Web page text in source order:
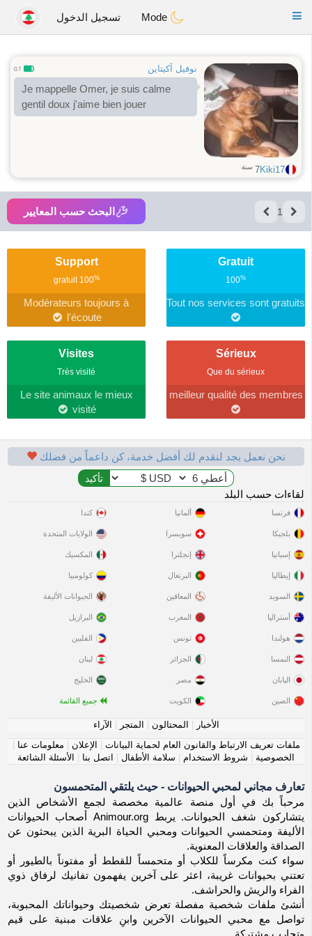
Animour
Toggle
تسجيل الدخول
نوفيل آكيتاين 0.7
Je mappelle Omer, je suis calme
gentil doux j'aime bien jouer
Kiki17
7 سنة
1 البحث حسب المعايير
Gratuit
100%
Tout nos services sont gratuits
Support
100%
gratuit
Modérateurs toujours à
l'écoute
Sérieux
Que du sérieux
meilleur qualité des membres
Visites
Très visité
Le site animaux le mieux
visité
نحن نعمل بجد لنقدم لك أفضل خدمة، كن داعماً من فضلك
لقاءات حسب البلد
فرنسا
بلجيكا
إسبانيا
إيطاليا
السويد
ألمانيا
سويسرا
إنجلترا
البرتغال
المعاقين
كندا
الولايات المتحدة
المكسيك
كولومبيا
الحيوانات الأليفة
أستراليا
هولندا
النمسا
اليابان
الصين
المغرب
تونس
الجزائر
مصر
الكويت
البرازيل
الفلبين
لبنان
الخليج
جميع القائمة
الأخبار المحتالون المتجر
الآراء
ملفات تعريف الارتباط والقانون العام لحماية البيانات
الإعلان معلومات عنا
الخصوصية
شروط الاستخدام سلامة الأطفال اتصل بنا الأسئلة الشائعة
تعارف مجاني لمحبي الحيوانات - حيث يلتقي المتحمسون
مرحباً بك في أول منصة عالمية مخصصة لجمع الأشخاص الذين
يتشاركون شغف الحيوانات. يربط Animour.org أصحاب الحيوانات
الأليفة ومتحمسي الحيوانات ومحبي الحياة البرية الذين يبحثون عن
الصداقة والعلاقات المعنوية.
سواء كنت مكرساً للكلاب أو متحمساً للقطط أو مفتوناً بالطيور أو
تعتني بحيوانات غريبة، اعثر على آخرين يفهمون تفانيك لرفاق ذوي
الفراء والريش والحراشف.
أنشئ ملفات شخصية مفصلة تعرض شخصيتك وحيواناتك المحبوبة،
تواصل مع محبي الحيوانات الآخرين وابنِ علاقات مبنية على قيم
وتجارب مشتركة.